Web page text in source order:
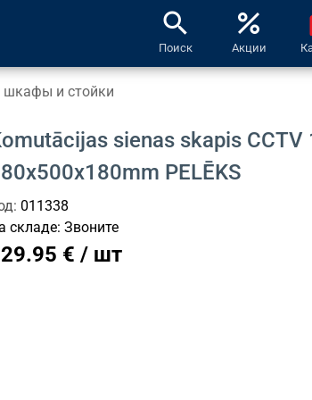
search
Поиск
percent
Акции
шкафы и стойки
sienas skapis CCTV
PELĒKS
011338
складе: Звоните
€ / шт